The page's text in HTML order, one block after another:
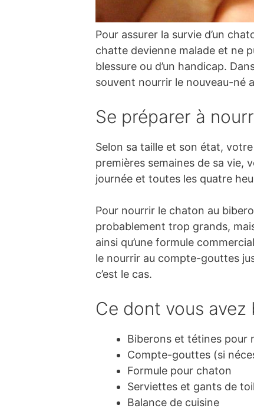
Pour assurer la survie d’un
chatte devienne malade et ne
blessure ou d’un handicap.
souvent nourrir le nouveau-né
Se préparer à
Selon sa taille et son état,
premières semaines de sa vie,
journée et toutes les quatre
Pour nourrir le chaton au
probablement trop grands,
ainsi qu’une formule
le nourrir au compte-gouttes
c’est le cas.
Ce dont vous avez
Biberons et tétines pour
Compte-gouttes (si
Formule pour chaton
Serviettes et gants de
Balance de cuisine